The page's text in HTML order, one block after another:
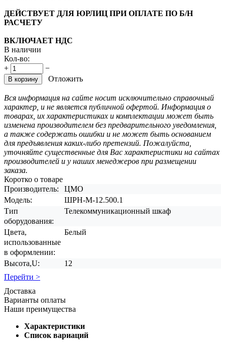
ДЕЙСТВУЕТ ДЛЯ ЮРЛИЦ ПРИ ОПЛАТЕ ПО Б/Н
РАСЧЕТУ
ВКЛЮЧАЕТ НДС
В наличии
Кол-во:
+
−
В корзину Отложить
Вся информация на сайте носит исключительно справочный
характер, и не является публичной офертой. Информация о
товарах, их характеристиках и комплектации может быть
изменена производителем без предварительного уведомления,
а также содержать ошибки и не может быть основанием
для предъявления каких-либо претензий. Пожалуйста,
уточняйте существенные для Вас характеристики на сайтах
производителей и у наших менеджеров при размещении
заказа.
Коротко о товаре
Производитель:
ЦМО
Модель:
ШРН-М-12.500.1
Тип
оборудования:
Телекоммуникационный шкаф
Цвета,
использованные
в оформлении:
Белый
Высота,U:
12
Перейти >
Доставка
Варианты оплаты
Наши преимущества
Характеристики
Список вариаций